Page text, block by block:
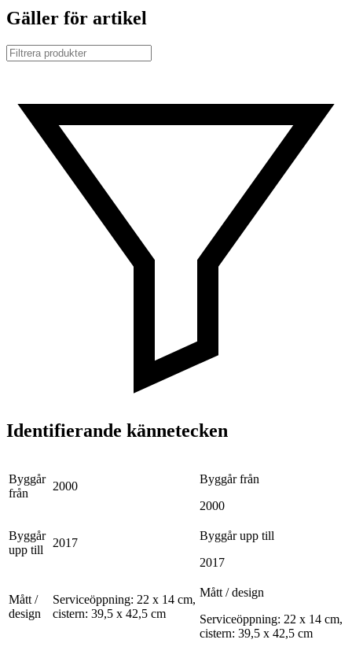
Gäller för artikel
Identifierande kännetecken
Byggår
från
2000
Byggår från
2000
Byggår
upp till
2017
Byggår upp till
2017
Mått /
design
Serviceöppning: 22 x 14 cm,
cistern: 39,5 x 42,5 cm
Mått / design
Serviceöppning: 22 x 14 cm,
cistern: 39,5 x 42,5 cm